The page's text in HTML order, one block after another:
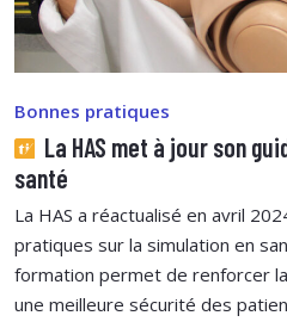
Bonnes pratiques
La HAS met à jour son
santé
La HAS a réactualisé en avril
pratiques sur la simulation en
formation permet de renforcer
une meilleure sécurité des